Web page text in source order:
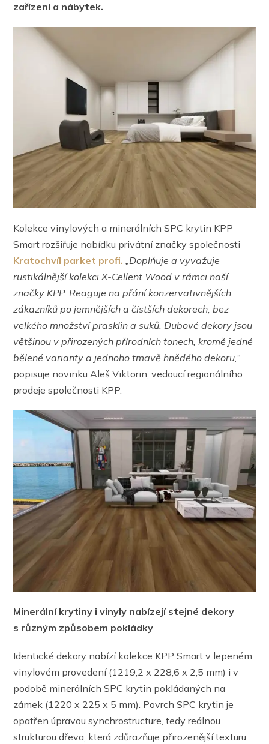
zařízení a nábytek.
Kolekce vinylových a minerálních SPC krytin KPP
Smart rozšiřuje nabídku privátní značky společnosti
Kratochvíl parket profi. „Doplňuje a vyvažuje
rustikálnější kolekci X-Cellent Wood v rámci naší
značky KPP. Reaguje na přání konzervativnějších
zákazníků po jemnějších a čistších dekorech, bez
velkého množství prasklin a suků. Dubové dekory jsou
většinou v přirozených přírodních tonech, kromě jedné
bělené varianty a jednoho tmavě hnědého dekoru,“
popisuje novinku Aleš Viktorin, vedoucí regionálního
prodeje společnosti KPP.
Minerální krytiny i vinyly nabízejí stejné dekory
s různým způsobem pokládky
Identické dekory nabízí kolekce KPP Smart v lepeném
vinylovém provedení (1219,2 x 228,6 x 2,5 mm) i v
podobě minerálních SPC krytin pokládaných na
zámek (1220 x 225 x 5 mm). Povrch SPC krytin je
opatřen úpravou synchrostructure, tedy reálnou
strukturou dřeva, která zdůrazňuje přirozenější texturu